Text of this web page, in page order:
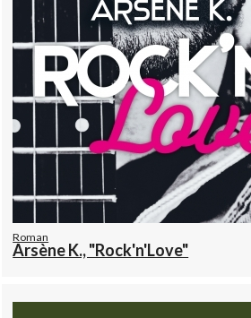
Roman
Arsène K., "Rock'n'Love"